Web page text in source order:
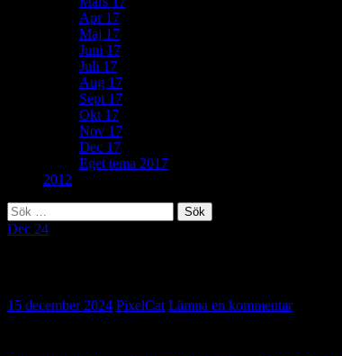
Apr 17
Maj 17
Juni 17
Juli 17
Aug 17
Sept 17
Okt 17
Nov 17
Dec 17
Eget tema 2017
2012
Sök
efter:
Dec 24
15 december 2024 PixelCat Lämna en kommentar